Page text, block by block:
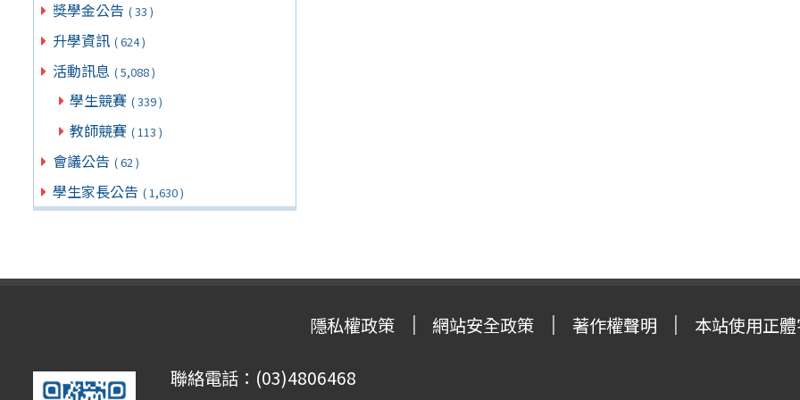
獎學金公告 ( 33 )
升學資訊 ( 624 )
活動訊息 ( 5,088 )
學生競賽 ( 339 )
教師競賽 ( 113 )
會議公告 ( 62 )
學生家長公告 ( 1,630 )
隱私權政策 網站安全政策 著作權聲明 本站使用正
聯絡電話：(03)4806468